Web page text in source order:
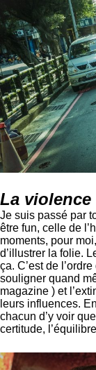
La
Je suis passé par
être fun, celle de
moments, pour
d’illustrer la folie.
ça. C’est de
souligner quand
magazine ) et
leurs influences.
chacun d’y voir
certitude,